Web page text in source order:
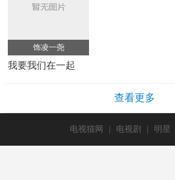
饰凌一尧
我要我们在一起
查看更多
电视猫网 | 电视剧 | 明星